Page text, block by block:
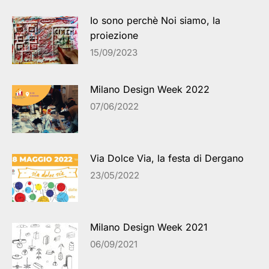
Io sono perchè Noi siamo, la
proiezione
15/09/2023
Milano Design Week 2022
07/06/2022
Via Dolce Via, la festa di Dergano
23/05/2022
Milano Design Week 2021
06/09/2021